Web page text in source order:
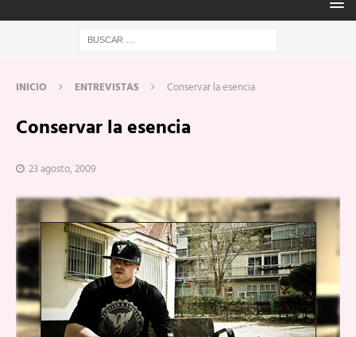
INICIO ENTREVISTAS Conservar la esencia
Conservar la esencia
23 agosto, 2009